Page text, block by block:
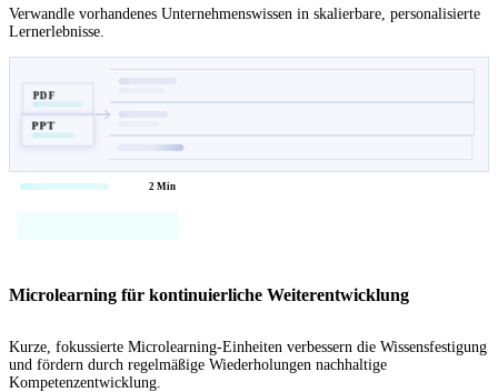
Verwandle vorhandenes Unternehmenswissen in skalierbare, personalisierte
Lernerlebnisse.
PDF
PPT
2 Min
Microlearning für kontinuierliche Weiterentwicklung
Kurze, fokussierte Microlearning-Einheiten verbessern die Wissensfestigung
und fördern durch regelmäßige Wiederholungen nachhaltige
Kompetenzentwicklung.